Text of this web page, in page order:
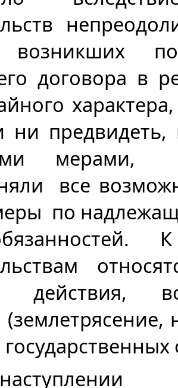
возникших
договора в
ни предвидеть,
все
по
действия,